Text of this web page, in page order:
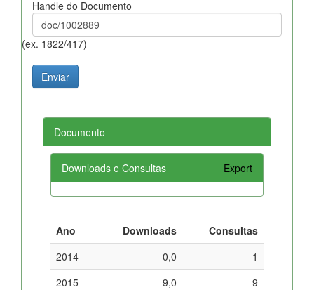
Handle do Documento
(ex. 1822/417)
Documento
Downloads e Consultas Export
Ano Downloads
Consultas
2014
0,0
1
2015
9,0
9